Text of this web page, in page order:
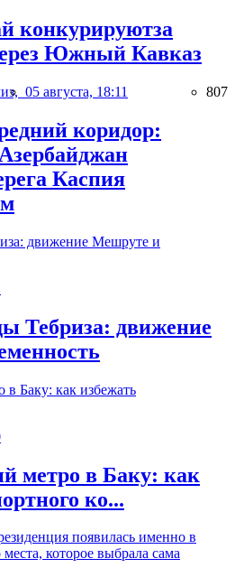
конкурируютза
Южный Кавказ
05 августа, 18:11 807
коридор:
Каспия
Тебриза: движение
метро в Баку: как
ко...